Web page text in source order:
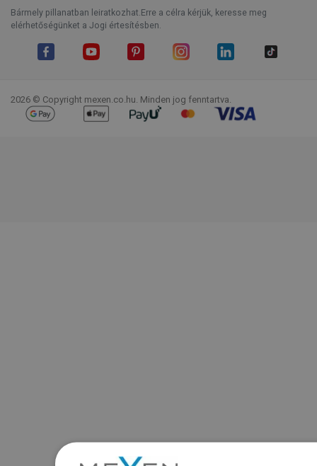
Bármely pillanatban leiratkozhat.Erre a célra kérjük, keresse meg
elérhetőségünket a Jogi értesítésben.
2026 © Copyright mexen.co.hu. Minden jog fenntartva.